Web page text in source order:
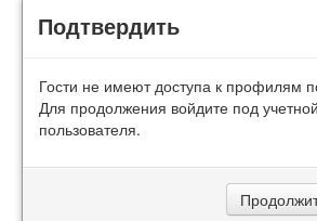
Подтвердить
Гости не имеют доступа к профилям
Для продолжения войдите под
пользователя.